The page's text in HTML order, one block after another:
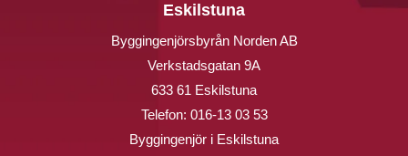
Eskilstuna
Byggingenjörsbyrån Norden AB
Verkstadsgatan 9A
633 61 Eskilstuna
Telefon: 016-13 03 53
Byggingenjör i Eskilstuna